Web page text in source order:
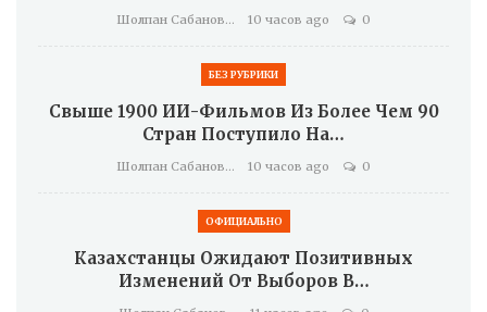
Шолпан Сабанова 10 часов ago 0
БЕЗ РУБРИКИ
Свыше 1900 ИИ-Фильмов Из Более Чем 90
Стран Поступило На…
Шолпан Сабанова 10 часов ago 0
ОФИЦИАЛЬНО
Казахстанцы Ожидают Позитивных
Изменений От Выборов В…